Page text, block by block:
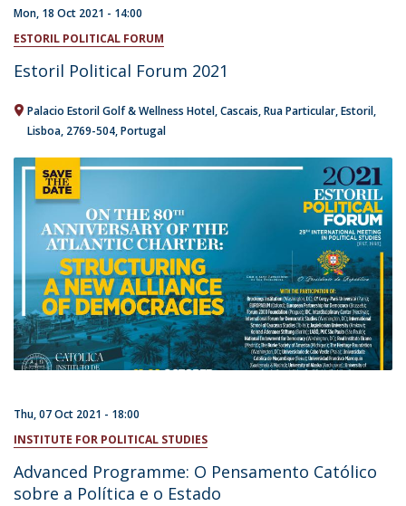
Mon, 18 Oct 2021 - 14:00
ESTORIL POLITICAL FORUM
Estoril Political Forum 2021
Palacio Estoril Golf & Wellness Hotel, Cascais Rua Particular Estoril
Lisboa 2769-504 Portugal
Thu, 07 Oct 2021 - 18:00
INSTITUTE FOR POLITICAL STUDIES
Advanced Programme: O Pensamento Católico
sobre a Política e o Estado